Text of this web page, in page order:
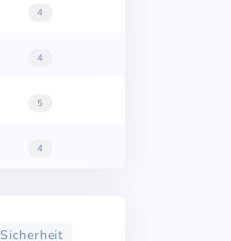
4
4
5
4
Sicherheit